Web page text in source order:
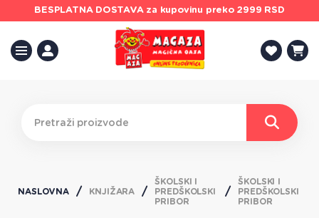
BESPLATNA DOSTAVAza kupovinu preko 2999 RSD
NASLOVNA KNJIŽARA
ŠKOLSKI I
PREDŠKOLSKI
PRIBOR
ŠKOLSKI I
PREDŠKOLSKI
PRIBOR